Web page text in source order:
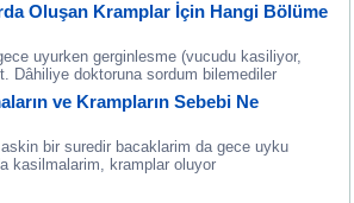
Oluşan Kramplar İçin Hangi Bölüme
uyurken gerginlesme (vucudu kasiliyor,
Dâhiliye doktoruna sordum bilemediler
ve Krampların Sebebi Ne
bir suredir bacaklarim da gece uyku
kasilmalarim, kramplar oluyor